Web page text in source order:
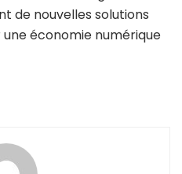
de nouvelles solutions
économie numérique